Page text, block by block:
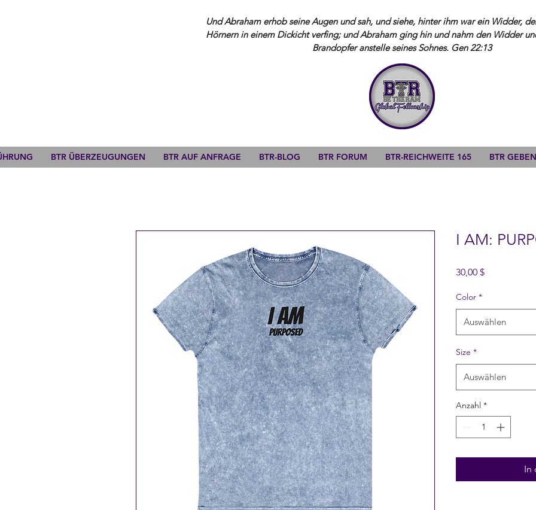
Und Abraham erhob seine Augen und sah, und siehe, hinter ihm war ein Widder,
Hörnern in einem Dickicht verfing; und Abraham ging hin und nahm den Widder
Brandopfer anstelle seines Sohnes. Gen 22:13
I AM:
30,00 $Preis
Color *
Auswählen
Size *
Auswählen
Anzahl *
In
BTR ÜBERZEUGUNGEN BTR AUF ANFRAGE BTR-BLOG BTR FORUM BTR-REICHWEITE 165 BTR GEBEN